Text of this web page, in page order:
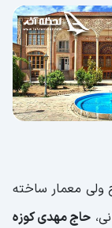
1247 به دست حاج ولی معمار ساخته
حاج مهدی کوزه